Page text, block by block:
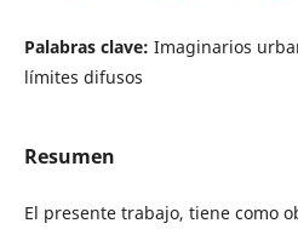
Palabras clave: Imaginarios
límites difusos
Resumen
El presente trabajo, tiene como